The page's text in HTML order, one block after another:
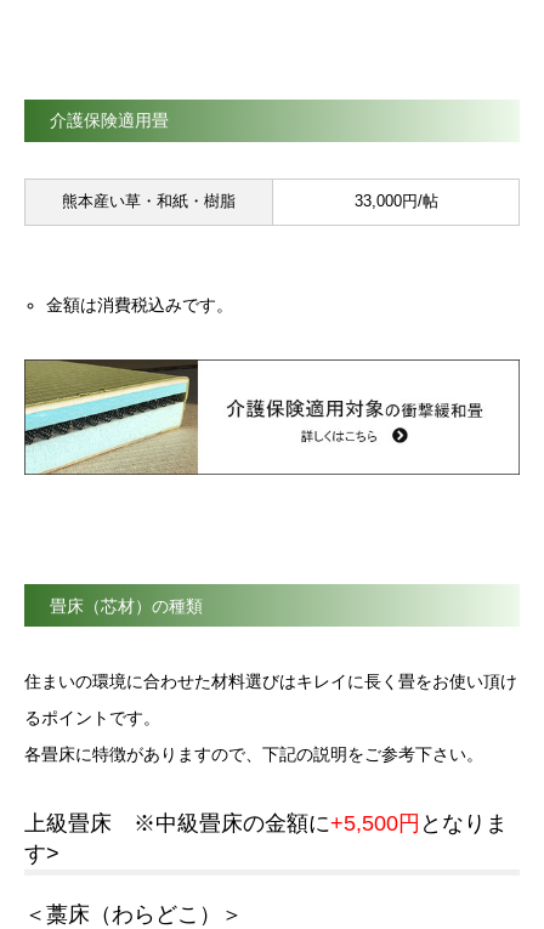
介護保険適用畳
熊本産い草・和紙・樹脂 33,000円/帖
金額は消費税込みです。
畳床（芯材）の種類
住まいの環境に合わせた材料選びはキレイに長く畳をお使い頂け
るポイントです。
各畳床に特徴がありますので、下記の説明をご参考下さい。
上級畳床 ※中級畳床の金額に+5,500円 となりま
す>
＜藁床（わらどこ）＞